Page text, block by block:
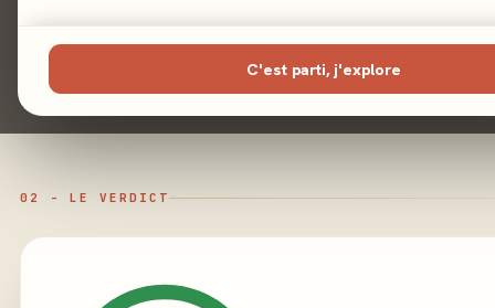
C'est parti, j'explore
Éditeur
02 - LE VERDICT